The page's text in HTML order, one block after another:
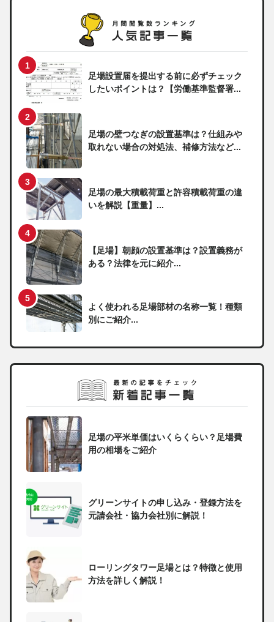
足場設置届を提出する前に必ずチェック
したいポイントは？【労働基準監督署...
足場の壁つなぎの設置基準は？仕組みや
取れない場合の対処法、補修方法など...
足場の最大積載荷重と許容積載荷重の違
いを解説【重量】...
【足場】朝顔の設置基準は？設置義務が
ある？法律を元に紹介...
よく使われる足場部材の名称一覧！種類
別にご紹介...
足場の平米単価はいくらくらい？足場費
用の相場をご紹介
グリーンサイトの申し込み・登録方法を
元請会社・協力会社別に解説！
ローリングタワー足場とは？特徴と使用
方法を詳しく解説！